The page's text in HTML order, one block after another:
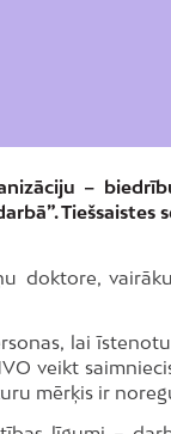
–
doktore,
lai
veikt
mērķis ir